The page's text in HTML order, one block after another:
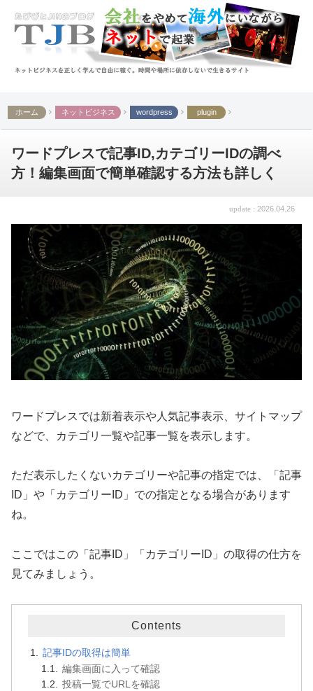
ホーム ネットビジネス wordpress plugin
ワードプレスで記事ID,カテゴリーIDの調べ
方！編集画面で簡単確認する方法も詳しく
2026.04.26
ワードプレスでは新着表示や人気記事表示、サイトマップ
などで、カテゴリ一覧や記事一覧を表示します。
ただ表示したくないカテゴリーや記事の指定では、「記事
ID」や「カテゴリーID」での指定となる場合があります
ね。
ここではこの「記事ID」「カテゴリーID」の取得の仕方を
見てみましょう。
Contents
記事IDの取得は簡単
編集画面に入って確認
投稿一覧でURLを確認